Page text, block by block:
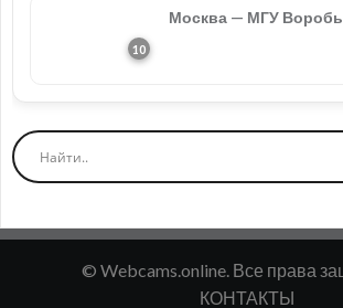
Москва — МГУ
© Webcams.online. Все права
КОНТАКТЫ